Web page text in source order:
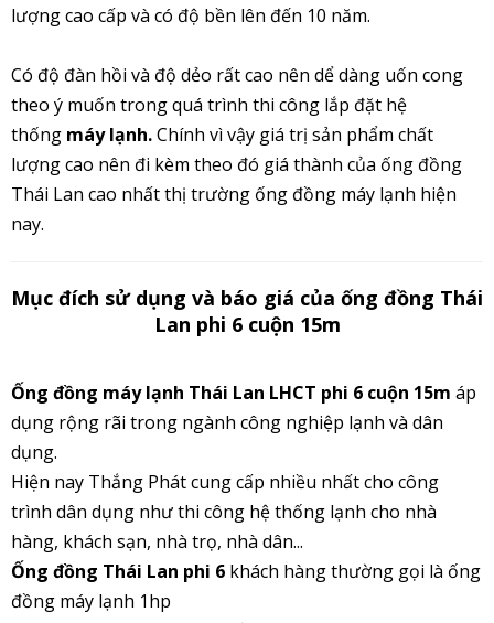
lượng cao cấp và có độ bền lên đến 10 năm.
Có độ đàn hồi và độ dẻo rất cao nên dể dàng uốn cong
theo ý muốn trong quá trình thi công lắp đặt hệ
thống máy lạnh.Chính vì vậy giá trị sản phẩm chất
lượng cao nên đi kèm theo đó giá thành của ống đồng
Thái Lan cao nhất thị trường ống đồng máy lạnh hiện
nay.
Mục đích sử dụng và báo giá của ống đồng Thái
Lan phi 6 cuộn 15m
Ống đồng máy lạnh Thái Lan LHCT phi 6 cuộn 15m áp
dụng rộng rãi trong ngành công nghiệp lạnh và dân
dụng.
Hiện nay Thắng Phát cung cấp nhiều nhất cho công
trình dân dụng như thi công hệ thống lạnh cho nhà
hàng, khách sạn, nhà trọ, nhà dân...
Ống đồng Thái Lan phi 6 khách hàng thường gọi là ống
đồng máy lạnh 1hp